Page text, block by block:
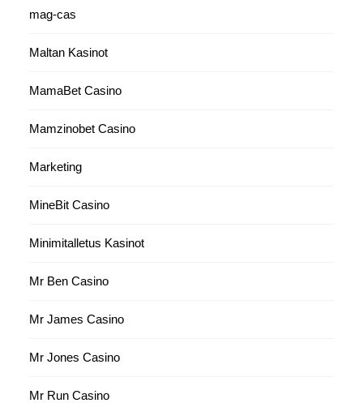
mag-cas
Maltan Kasinot
MamaBet Casino
Mamzinobet Casino
Marketing
MineBit Casino
Minimitalletus Kasinot
Mr Ben Casino
Mr James Casino
Mr Jones Casino
Mr Run Casino